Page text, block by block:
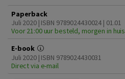
Paperback
Juli 2020 | ISBN 9789024430024 | 01.01
Voor 21:00 uur besteld, morgen in huis
E-book
Juli 2020 | ISBN 9789024430031
Direct via e-mail